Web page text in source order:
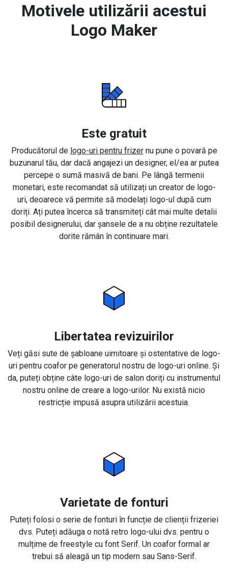
Motivele utilizării acestui
Logo Maker
Este gratuit
Producătorul de logo-uri pentru frizernu pune o povară pe
buzunarul tău, dar dacă angajezi un designer, el/ea ar putea
percepe o sumă masivă de bani. Pe lângă termenii
monetari, este recomandat să utilizați un creator de logo-
uri, deoarece vă permite să modelați logo-ul după cum
doriți. Ați putea încerca să transmiteți cât mai multe detalii
posibil designerului, dar șansele de a nu obține rezultatele
dorite rămân în continuare mari.
Libertatea revizuirilor
Veți găsi sute de șabloane uimitoare și ostentative de logo-
uri pentru coafor pe generatorul nostru de logo-uri online. Și
da, puteți obține câte logo-uri de salon doriți cu instrumentul
nostru online de creare a logo-urilor. Nu există nicio
restricție impusă asupra utilizării acestuia.
Varietate de fonturi
Puteți folosi o serie de fonturi în funcție de clienții frizeriei
dvs. Puteți adăuga o notă retro logo-ului dvs. pentru o
mulțime de freestyle cu font Serif. Un coafor formal ar
trebui să aleagă un tip modern sau Sans-Serif.